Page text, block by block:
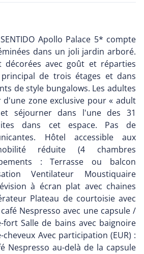
Apollo Palace 5* compte
dans un joli jardin arboré.
décorées avec goût et réparties
de trois étages et dans
de style bungalows. Les adultes
zone exclusive pour « adult
séjourner dans l'une des 31
dans cet espace. Pas de
Hôtel accessible aux
réduite (4 chambres
: Terrasse ou balcon
Ventilateur Moustiquaire
à écran plat avec chaines
Plateau de courtoisie avec
Nespresso avec une capsule /
Salle de bains avec baignoire
Avec participation (EUR) :
Nespresso au-delà de la capsule